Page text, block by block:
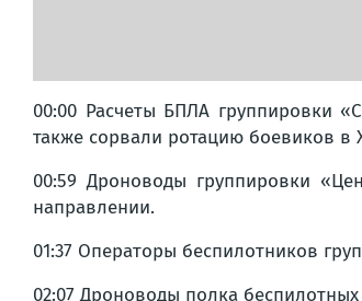
00:00 Расчеты БПЛА группировки
также сорвали ротацию боевиков в
00:59 Дроноводы группировки
направлении.
01:37 Операторы беспилотников
02:07 Дроноводы полка